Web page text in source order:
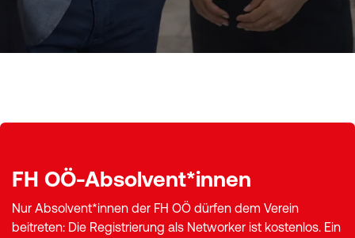
FH OÖ-Absolvent*innen
Nur Absolvent*innen der FH OÖ dürfen dem Verein
beitreten: Die Registrierung als Networker ist kostenlos. Ein